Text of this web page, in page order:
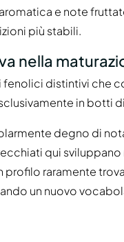
e note
più stabili.
nella
distintivi che
in botti
degno di
qui
raramente
un nuovo